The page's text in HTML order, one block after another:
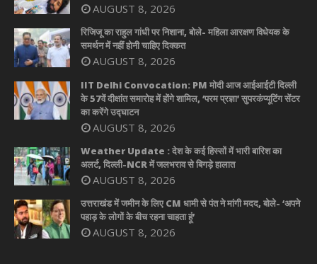
AUGUST 8, 2026
रिजिजू का राहुल गांधी पर निशाना, बोले- महिला आरक्षण विधेयक के
समर्थन में नहीं होनी चाहिए दिक्कत
AUGUST 8, 2026
IIT Delhi Convocation: PM मोदी आज आईआईटी दिल्ली
के 57वें दीक्षांत समारोह में होंगे शामिल, ‘परम प्रज्ञा’ सुपरकंप्यूटिंग सेंटर
का करेंगे उद्घाटन
AUGUST 8, 2026
Weather Update : देश के कई हिस्सों में भारी बारिश का
अलर्ट, दिल्ली-NCR में जलभराव से बिगड़े हालात
AUGUST 8, 2026
उत्तराखंड में जमीन के लिए CM धामी से पंत ने मांगी मदद, बोले- ‘अपने
पहाड़ के लोगों के बीच रहना चाहता हूं’
AUGUST 8, 2026